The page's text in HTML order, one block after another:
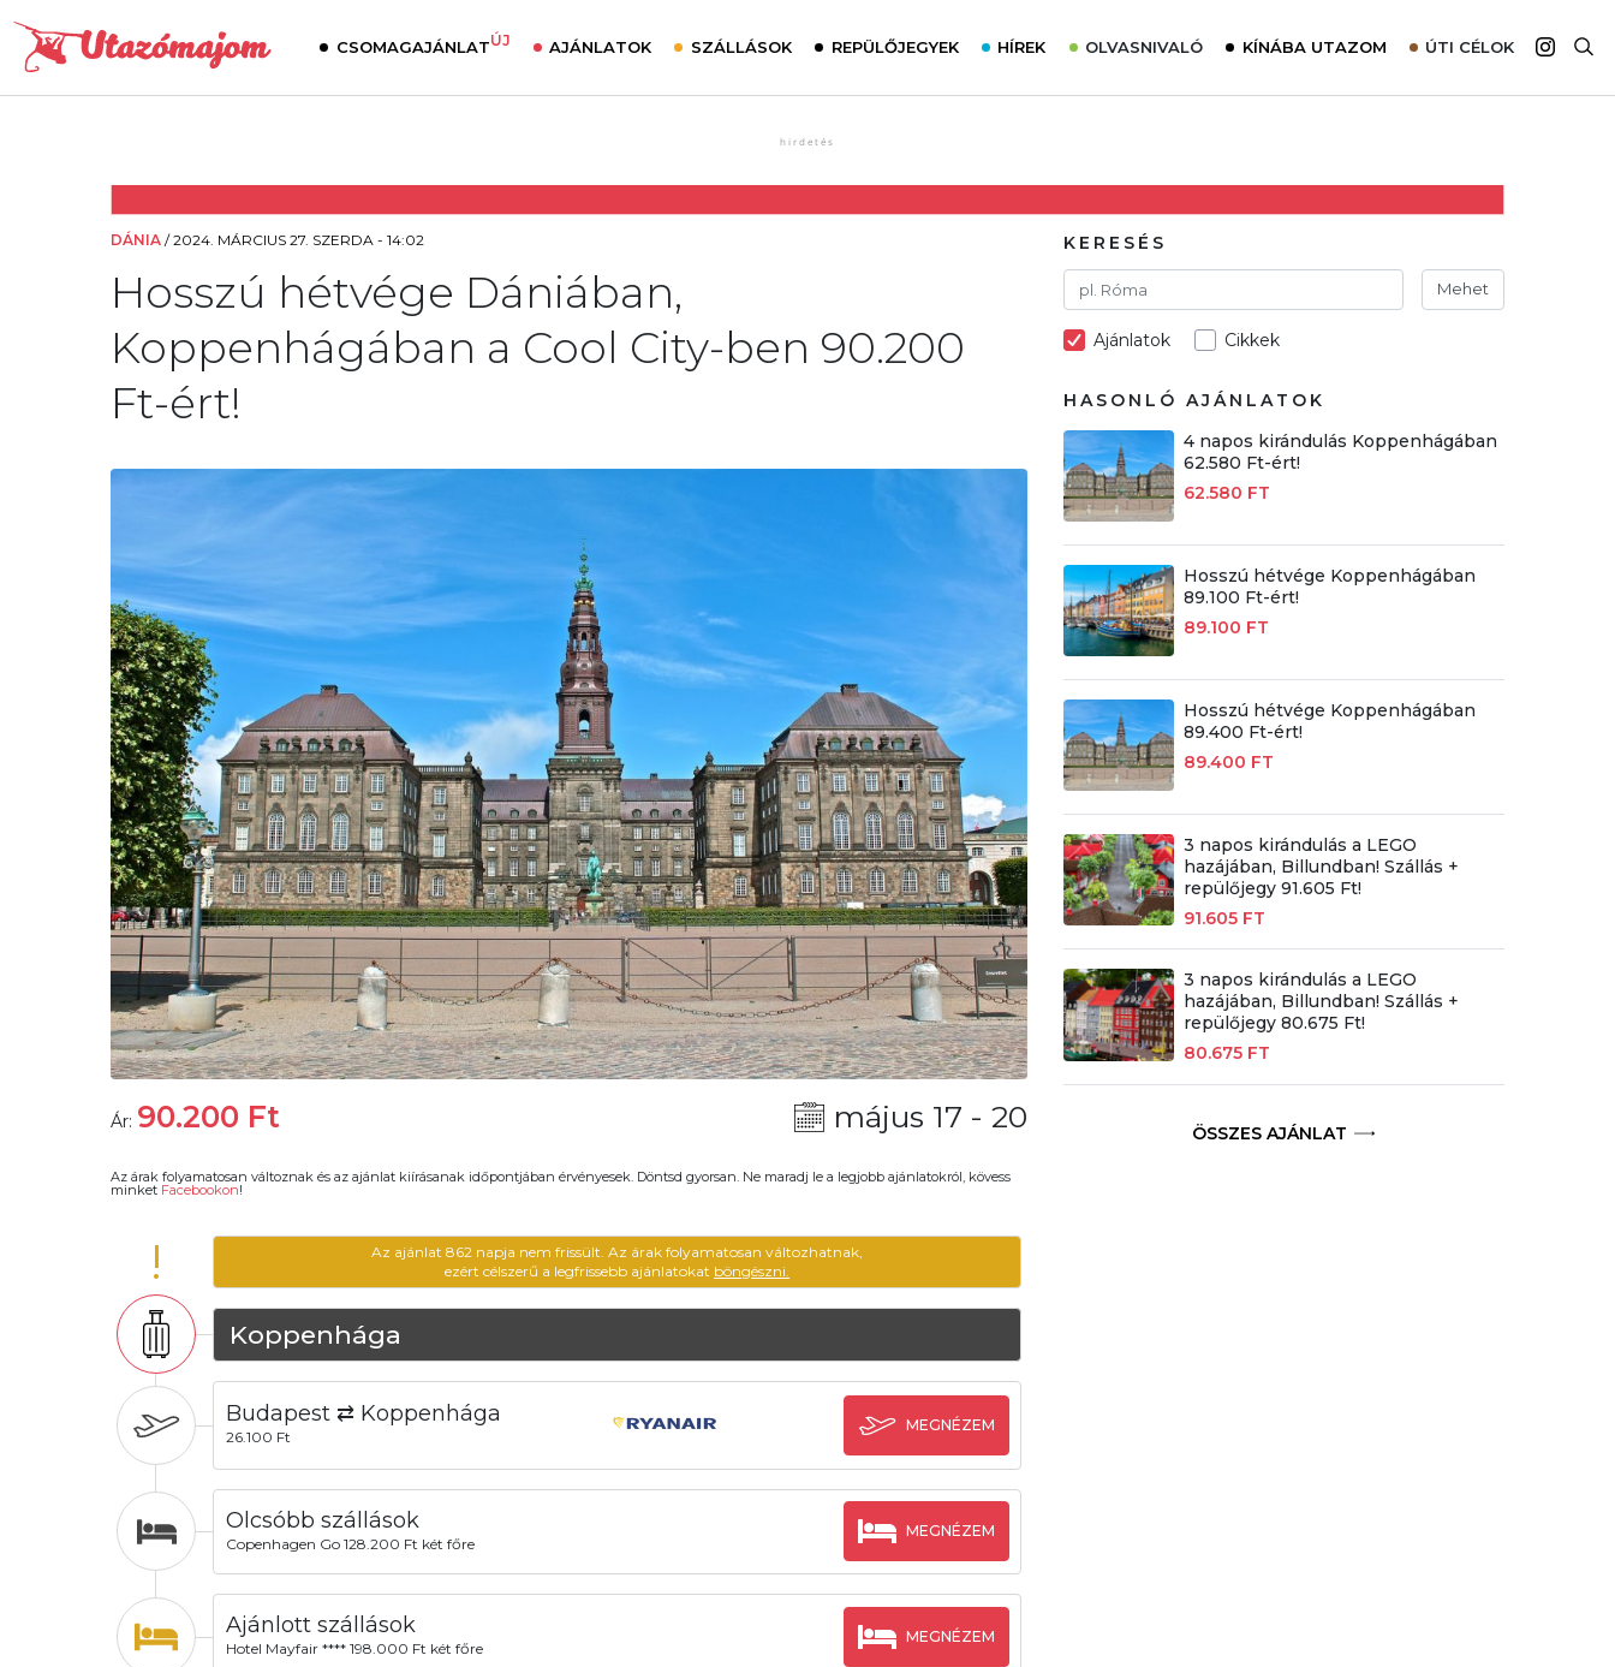
CSOMAGAJÁNLATÚJ AJÁNLATOK SZÁLLÁSOK REPÜLŐJEGYEK HÍREK OLVASNIVALÓ
Utazómajom – CitySIM kártya a világutazóknak
Élménybeszámolók
Szállodalátogatás
Sajtómegjelenések
KÍNÁBA UTAZOM ÚTI CÉLOK
Afrika
DÁNIA /2024. MÁRCIUS 27. SZERDA - 14:02
Hosszú hétvége Dániában,
Koppenhágában a Cool City-ben 90.200
Ft-ért!
Ár: 90.200 Ft május 17 - 20
Az árak folyamatosan változnak és az ajánlat kiírásanak időpontjában érvényesek. Döntsd gyorsan. Ne maradj le a legjobb ajánlatokról, kövess
minket Facebookon!
!
Az ajánlat 862 napja nem frissült. Az árak folyamatosan változhatnak,
ezért célszerű a legfrissebb ajánlatokat böngészni.
Koppenhága
Budapest ⇄ Koppenhága
26.100 Ft
MEGNÉZEM
Olcsóbb szállások
Copenhagen Go 128.200 Ft két főre
MEGNÉZEM
Ajánlott szállások
Hotel Mayfair **** 198.000 Ft két főre
MEGNÉZEM
KERESÉS
Mehet
Ajánlatok Cikkek
HASONLÓ AJÁNLATOK
4 napos kirándulás Koppenhágában
62.580 Ft-ért!
62.580 FT
Hosszú hétvége Koppenhágában
89.100 Ft-ért!
89.100 FT
Hosszú hétvége Koppenhágában
89.400 Ft-ért!
89.400 FT
3 napos kirándulás a LEGO
hazájában, Billundban! Szállás +
repülőjegy 91.605 Ft!
91.605 FT
3 napos kirándulás a LEGO
hazájában, Billundban! Szállás +
repülőjegy 80.675 Ft!
80.675 FT
ÖSSZES AJÁNLAT